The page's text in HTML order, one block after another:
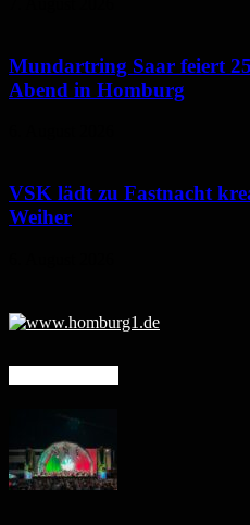
Mundartring Saar feiert
Abend in Homburg
VSK lädt zu Fastnacht
Weiher